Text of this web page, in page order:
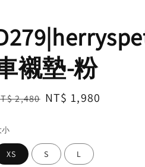
襯墊-粉
2,480 Sale
NT$ 1,980
小
XS S L